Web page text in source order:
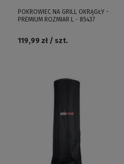
POKROWIEC NA GRILL OKRĄGŁY -
PREMIUM ROZMIAR L - 85437
119,99 zł / szt.